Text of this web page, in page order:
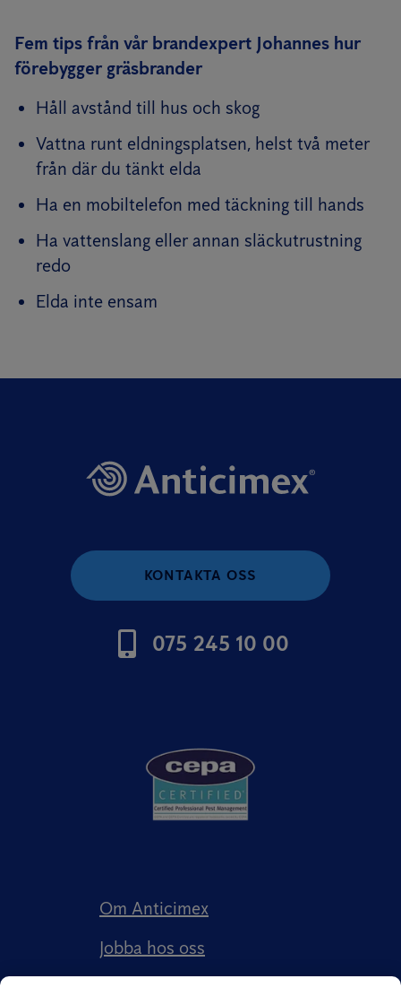
Fem tips från vår brandexpert Johannes hur
förebygger gräsbrander
Håll avstånd till hus och skog
Vattna runt eldningsplatsen, helst två meter
från där du tänkt elda
Ha en mobiltelefon med täckning till hands
Ha vattenslang eller annan släckutrustning
redo
Elda inte ensam
KONTAKTA OSS
075 245 10 00
Om Anticimex
Jobba hos oss